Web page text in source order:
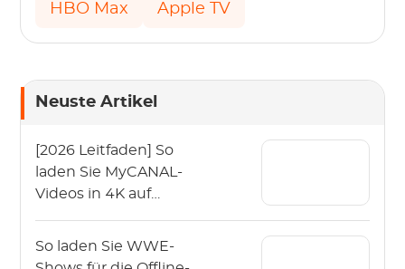
HBO Max Apple TV
Neuste Artikel
[2026 Leitfaden] So
laden Sie MyCANAL-
Videos in 4K auf
Geräten herunter
So laden Sie WWE-